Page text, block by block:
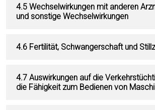
4.5 Wechselwirkungen mit anderen
und sonstige Wechselwirkungen
4.6 Fertilität, Schwangerschaft und
4.7 Auswirkungen auf die
die Fähigkeit zum Bedienen von